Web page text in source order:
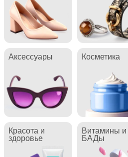
Аксессуары Косметика
Красота и
здоровье
Витамины и
БАДы